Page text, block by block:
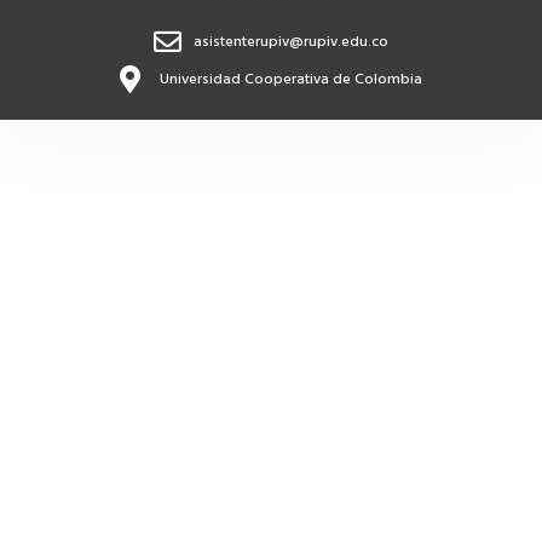
asistenterupiv@rupiv.edu.co
Universidad Cooperativa de Colombia